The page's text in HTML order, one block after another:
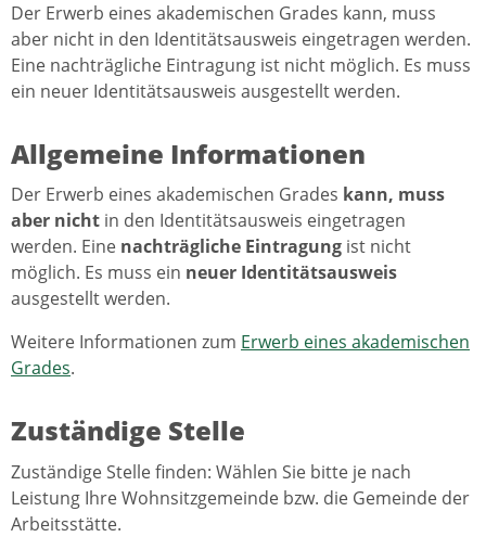
Der Erwerb eines akademischen Grades kann, muss
aber nicht in den Identitätsausweis eingetragen werden.
Eine nachträgliche Eintragung ist nicht möglich. Es muss
ein neuer Identitätsausweis ausgestellt werden.
Allgemeine Informationen
Der Erwerb eines akademischen Grades kann, muss
aber nicht in den Identitätsausweis eingetragen
werden. Eine nachträgliche Eintragung ist nicht
möglich. Es muss ein neuer Identitätsausweis
ausgestellt werden.
Weitere Informationen zum Erwerb eines akademischen
Grades.
Zuständige Stelle
Zuständige Stelle finden: Wählen Sie bitte je nach
Leistung Ihre Wohnsitzgemeinde bzw. die Gemeinde der
Arbeitsstätte.